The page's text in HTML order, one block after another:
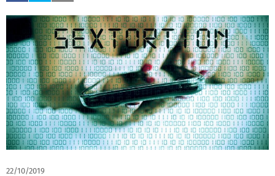
22/10/2019